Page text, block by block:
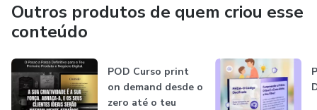
Outros produtos de quem criou esse
conteúdo
POD Curso print
on demand desde o
zero até o teu